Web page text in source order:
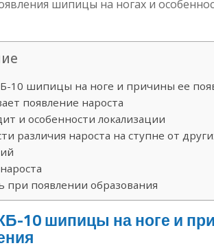
10 шипицы на ноге и причины ее
появление нароста
и особенности локализации
различия нароста на ступне от
при появлении образования
10 шипицы на ноге и